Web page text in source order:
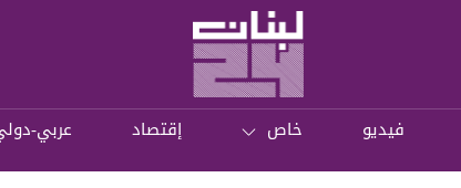
فيديو خاص إقتصاد عربي-